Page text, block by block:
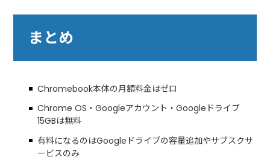
まとめ
Chromebook本体の月額料金はゼロ
Chrome OS・Googleアカウント・Googleドライブ
15GBは無料
有料になるのはGoogleドライブの容量追加やサブスクサ
ービスのみ